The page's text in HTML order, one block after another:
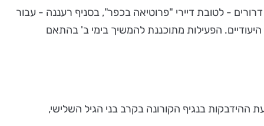
ודיירי הדיור המוגן: בטיב טעם סניף רמת החייל - לטובת דיירי "עד 120", בסניף קניון דרורים - לטובת דיירי "פרוטיאה בכפר", בסניף רעננה - עבור
לב מתנה ללקוחות הוותיקים שיבצעו קניה מעל 199 ₪ בזמני הפעילות היעודיים. הפעילות מתוכננת להמשיך בימי ב' בהתאם
ההידבקות בנגיף הקורונה בקרב בני הגיל השלישי,